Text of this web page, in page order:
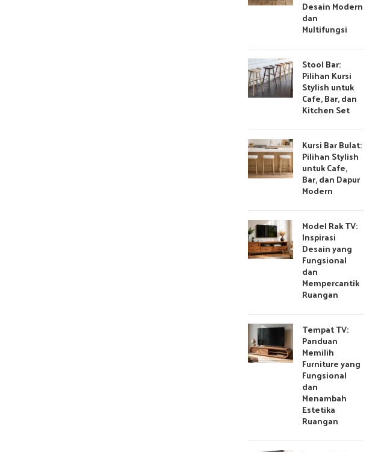
Desain Modern
dan
Multifungsi
Stool Bar:
Pilihan Kursi
Stylish untuk
Cafe, Bar, dan
Kitchen Set
Kursi Bar Bulat:
Pilihan Stylish
untuk Cafe,
Bar, dan Dapur
Modern
Model Rak TV:
Inspirasi
Desain yang
Fungsional
dan
Mempercantik
Ruangan
Tempat TV:
Panduan
Memilih
Furniture yang
Fungsional
dan
Menambah
Estetika
Ruangan